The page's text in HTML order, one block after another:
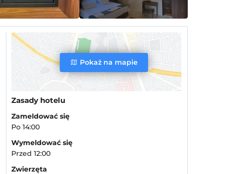
Pokaż na mapie
Zasady hotelu
Zameldować się
Po 14:00
Wymeldować się
Przed 12:00
Zwierzęta